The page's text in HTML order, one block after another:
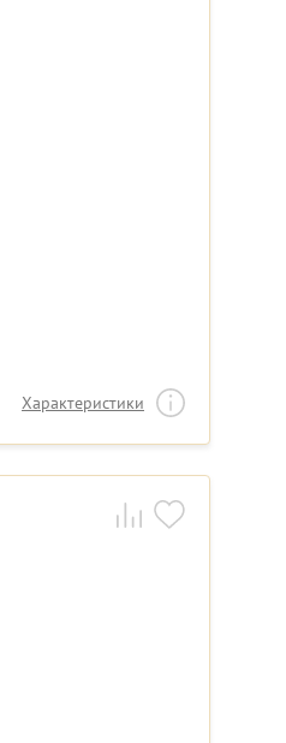
Характеристики